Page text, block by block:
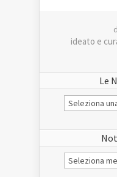
ideato e
Le
Le
Notizie
Notizie
per